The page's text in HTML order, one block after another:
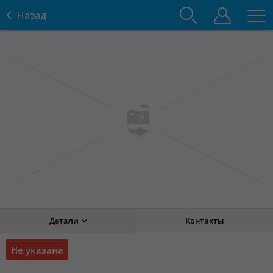
Назад
Детали Контакты
Не указана